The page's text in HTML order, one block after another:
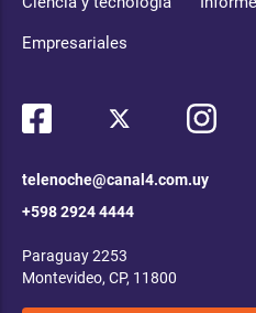
Empresariales
telenoche@canal4.com.uy
+598 2924 4444
Paraguay 2253
Montevideo, CP, 11800